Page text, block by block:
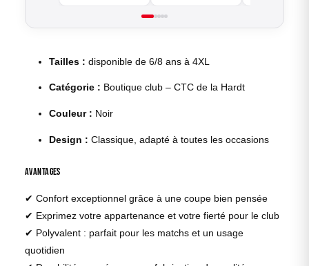
Tailles : disponible de 6/8 ans à 4XL
Catégorie : Boutique club – CTC de la Hardt
Couleur : Noir
Design : Classique, adapté à toutes les occasions
Avantages
✔ Confort exceptionnel grâce à une coupe bien pensée
✔ Exprimez votre appartenance et votre fierté pour le club
✔ Polyvalent : parfait pour les matchs et un usage
quotidien